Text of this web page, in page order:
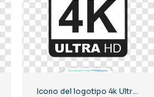
Icono del logotipo 4k Ultra HD monocromo negro